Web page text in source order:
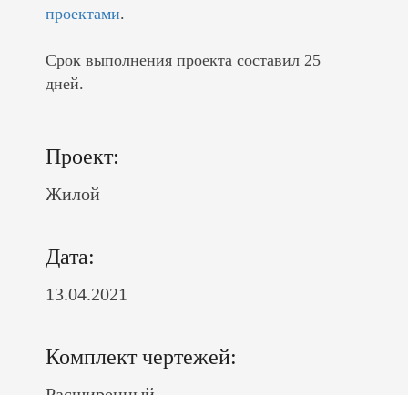
проектами.
Срок выполнения проекта составил 25
дней.
Проект:
Жилой
Дата:
13.04.2021
Комплект чертежей: